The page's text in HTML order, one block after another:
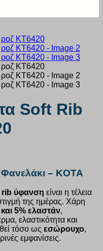
Soft Rib
– KOTA
rib ύφανση είναι η τέλεια
της ημέρας. Χάρη
5% ελαστάν,
ελαστικότητα και
τόσο ως εσώρουχο,
εμφανίσεις.